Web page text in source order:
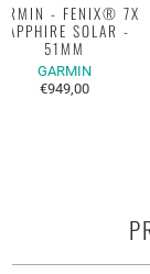
- FENIX® 7X
SAPPHIRE SOLAR -
51MM
GARMIN
€949,00